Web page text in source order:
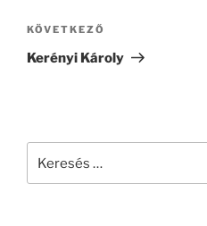
Következő
bejegyzés
KÖVETKEZŐ
Kerényi Károly